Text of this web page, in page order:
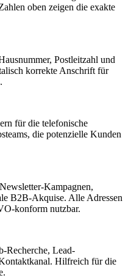
oben zeigen die exakte
Postleitzahl und
korrekte Anschrift für
für die telefonische
die potenzielle Kunden
Kampagnen,
B2B-Akquise. Alle Adressen
konform nutzbar.
Recherche, Lead-
Hilfreich für die